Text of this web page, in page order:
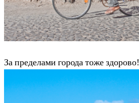
За пределами города тоже здорово!